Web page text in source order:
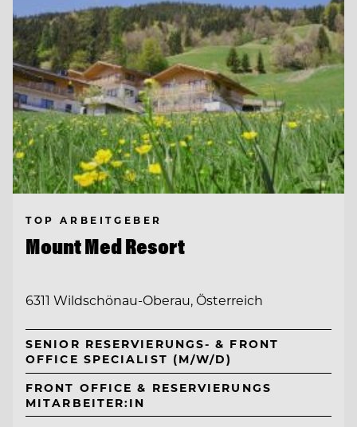
TOP ARBEITGEBER
Mount Med Resort
6311 Wildschönau-Oberau, Österreich
SENIOR RESERVIERUNGS- & FRONT
OFFICE SPECIALIST (M/W/D)
FRONT OFFICE & RESERVIERUNGS
MITARBEITER:IN